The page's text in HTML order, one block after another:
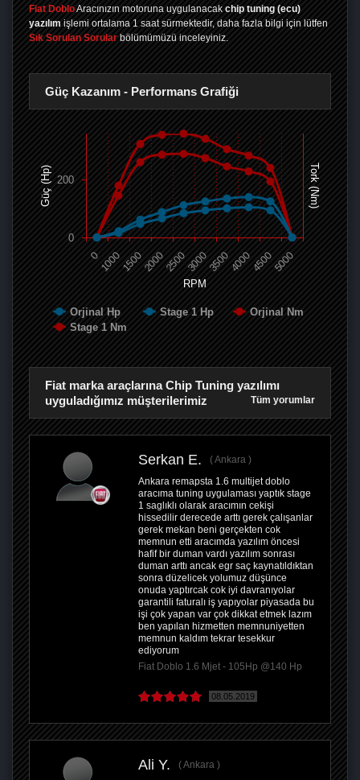
Fiat DobloAracınızın motoruna uygulanacak chip tuning (ecu)
yazılım işlemi ortalama 1 saat sürmektedir, daha fazla bilgi için lütfen
Sık Sorulan Sorular bölümümüzü inceleyiniz.
Güç Kazanım - Performans Grafiği
RPM
Güç (Hp) Tork (Nm)
Orjinal Hp Stage 1 Hp
Orjinal Nm
Stage 1 Nm
0 100015002000250030003500400045005000
0
200
Fiat marka araçlarına Chip Tuning yazılımı
uyguladığımız müşterilerimiz
Tüm yorumlar
Serkan E.
Ankara
Ankara remapsta 1.6 multijet doblo
aracıma tuning uygulaması yaptık stage
1 saglıklı olarak aracımın cekişi
hissedilir derecede arttı gerek çalışanlar
gerek mekan beni gerçekten cok
memnun etti aracımda yazılım öncesi
hafif bir duman vardı yazılım sonrası
duman arttı ancak egr saç kaynatıldıktan
sonra düzelicek yolumuz düşünce
onuda yaptırcak cok iyi davranıyolar
garantili faturalı iş yapıyolar piyasada bu
işi çok yapan var çok dikkat etmek lazım
ben yapılan hizmetten memnuniyetten
memnun kaldım tekrar tesekkur
ediyorum
Fiat Doblo 1.6 Mjet - 105Hp @140 Hp
08.05.2019
Ali Y.
Ankara